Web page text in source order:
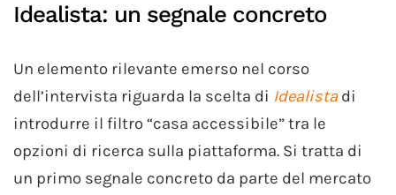
Idealista: un segnale concreto
Un elemento rilevante emerso nel corso
dell’intervista riguarda la scelta di Idealistadi
introdurre il filtro “casa accessibile” tra le
opzioni di ricerca sulla piattaforma. Si tratta di
un primo segnale concreto da parte del mercato